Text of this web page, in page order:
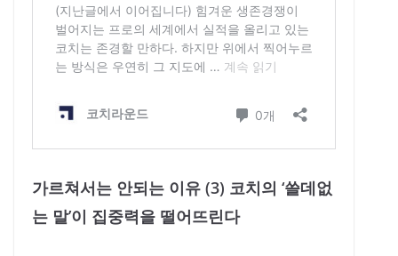
가르쳐서는 안되는 이유 (3) 코치의 ‘쓸데없
는 말’이 집중력을 떨어뜨린다